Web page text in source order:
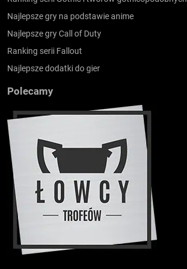
Najlepsze gry na podstawie anime
Najlepsze gry Call of Duty
Ranking serii Fallout
Najlepsze dodatki do gier
Polecamy